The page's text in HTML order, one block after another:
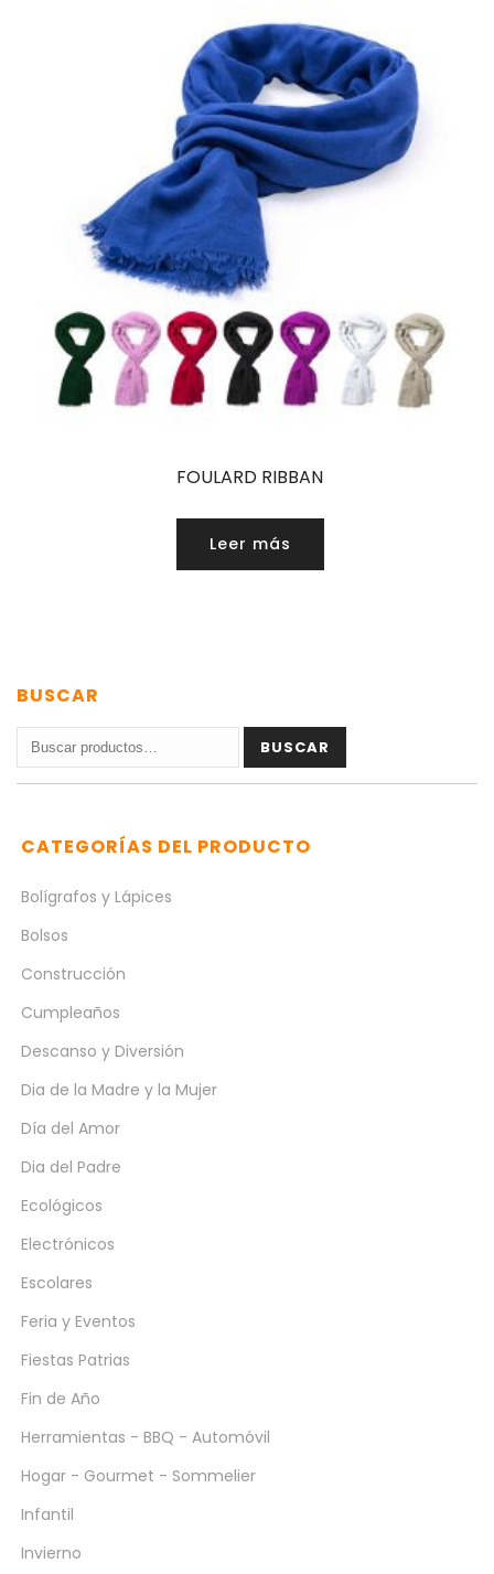
FOULARD RIBBAN
Leer más
BUSCAR
Buscar
por:
BUSCAR
CATEGORÍAS DEL PRODUCTO
Bolígrafos y Lápices
Bolsos
Construcción
Cumpleaños
Descanso y Diversión
Dia de la Madre y la Mujer
Día del Amor
Dia del Padre
Ecológicos
Electrónicos
Escolares
Feria y Eventos
Fiestas Patrias
Fin de Año
Herramientas - BBQ - Automóvil
Hogar - Gourmet - Sommelier
Infantil
Invierno